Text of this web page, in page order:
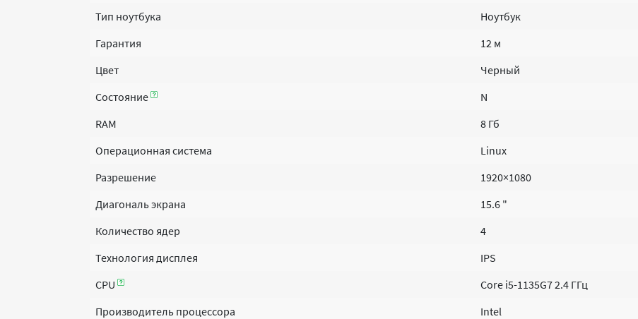
Тип ноутбука
Ноутбук
Гарантия
12 м
Цвет
Черный
Состояние
N
RAM
8 Гб
Операционная система
Linux
Разрешение
1920×1080
Диагональ экрана
15.6 "
Количество ядер
4
Технология дисплея
IPS
CPU
Core i5-1135G7 2.4 ГГц
Производитель процессора
Intel